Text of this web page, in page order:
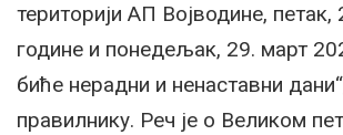
територији АП Војводине,
године и понедељак, 29. март
биће нерадни и ненаставни
правилнику. Реч је о Великом